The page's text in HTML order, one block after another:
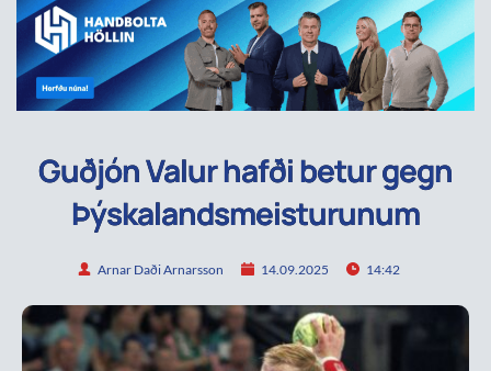
Guðjón Valur hafði betur gegn
Þýskalandsmeisturunum
Arnar Daði Arnarsson 14.09.2025 14:42